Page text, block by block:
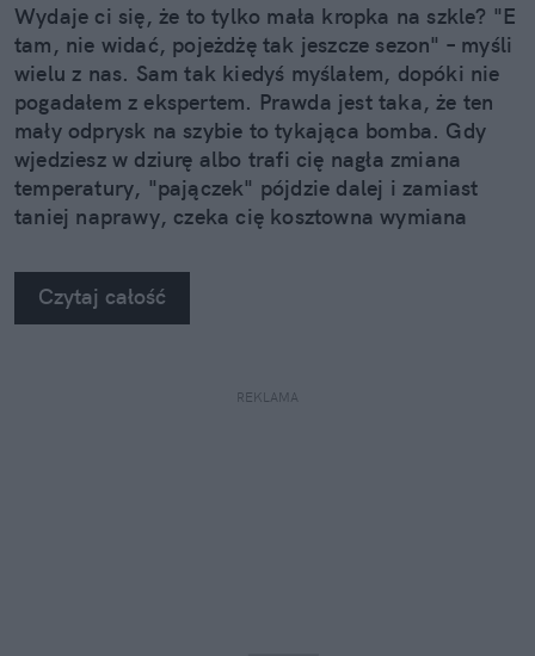
Wydaje ci się, że to tylko mała kropka na szkle? "E
tam, nie widać, pojeżdżę tak jeszcze sezon" – myśli
wielu z nas. Sam tak kiedyś myślałem, dopóki nie
pogadałem z ekspertem. Prawda jest taka, że ten
mały odprysk na szybie to tykająca bomba. Gdy
wjedziesz w dziurę albo trafi cię nagła zmiana
temperatury, "pajączek" pójdzie dalej i zamiast
taniej naprawy, czeka cię kosztowna wymiana
na własne oczy zobaczyć, jak profesjonaliści radzą
sobie z takimi uszkodzeniami.
Czytaj całość
REKLAMA